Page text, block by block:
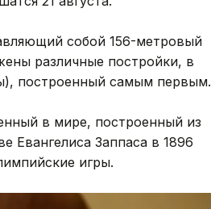
собой 156-метровый
различные постройки, в
построенный самым первым.
в мире, построенный из
Евангелиса Заппаса в 1896
игры.